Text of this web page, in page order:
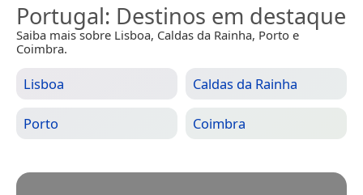
Portugal: Destinos em destaque
Saiba mais sobre Lisboa, Caldas da Rainha, Porto e
Coimbra.
Lisboa Caldas da Rainha
Porto Coimbra